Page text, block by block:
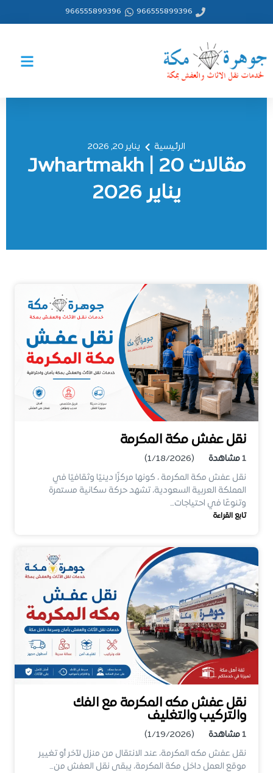
966555899396
966555899396
الرئيسية يناير 20, 2026
مقالات Jwhartmakh | 20
يناير 2026
نقل عفش مكة المكرمة
1مشاهدة
(1/18/2026)
نقل عفش مكة المكرمة ، كونها مركزًا دينيًا وثقافيًا في
المملكة العربية السعودية، تشهد حركة سكانية مستمرة
وتنوعًا في احتياجات…
تابع القراءة
نقل عفش مكه المكرمة مع الفك
والتركيب والتغليف
1مشاهدة
(1/19/2026)
نقل عفش مكه المكرمة، عند الانتقال من منزل لآخر أو تغيير
موقع العمل داخل مكة المكرمة، يبقى نقل العفش من…